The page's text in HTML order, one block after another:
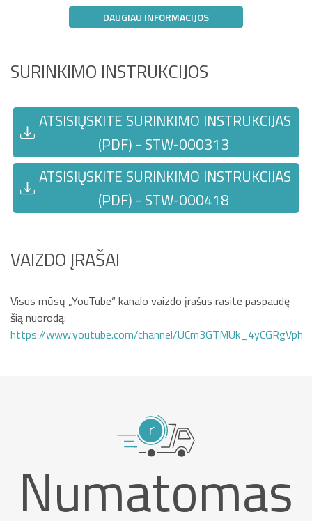
DAUGIAU INFORMACIJOS
SURINKIMO INSTRUKCIJOS
ATSISIŲSKITE SURINKIMO INSTRUKCIJAS
(PDF) - STW-000313
ATSISIŲSKITE SURINKIMO INSTRUKCIJAS
(PDF) - STW-000418
VAIZDO ĮRAŠAI
Visus mūsų „YouTube“ kanalo vaizdo įrašus rasite paspaudę
šią nuorodą:
https://www.youtube.com/channel/
Numatomas